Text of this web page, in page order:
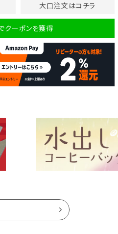
大口注文はコチラ
クーポンを獲得